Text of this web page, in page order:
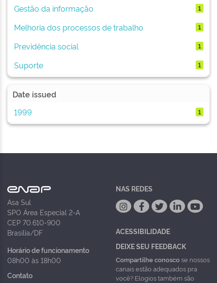
Gestão da informação 1
Melhoria dos processos de trabalho 1
Previdência social 1
Suporte 1
Date issued
1999
1
Asa Sul
SPO Área Especial 2-A
CEP 70.610-900
Brasília/DF
Horário de funcionamento
08h00 às 18h00
Contato
NAS REDES
ACESSIBILIDADE
DEIXE SEU FEEDBACK
Compartilhe conoscose nossos
canais estão adequados pra
você? Elogios também são